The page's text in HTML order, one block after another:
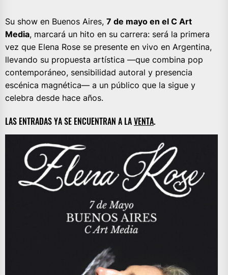
Su show en Buenos Aires, 7 de mayo en el C Art
Media, marcará un hito en su carrera: será la primera
vez que Elena Rose se presente en vivo en Argentina,
llevando su propuesta artística —que combina pop
contemporáneo, sensibilidad autoral y presencia
escénica magnética— a un público que la sigue y
celebra desde hace años.
LAS ENTRADAS YA SE ENCUENTRAN A LAVENTA.